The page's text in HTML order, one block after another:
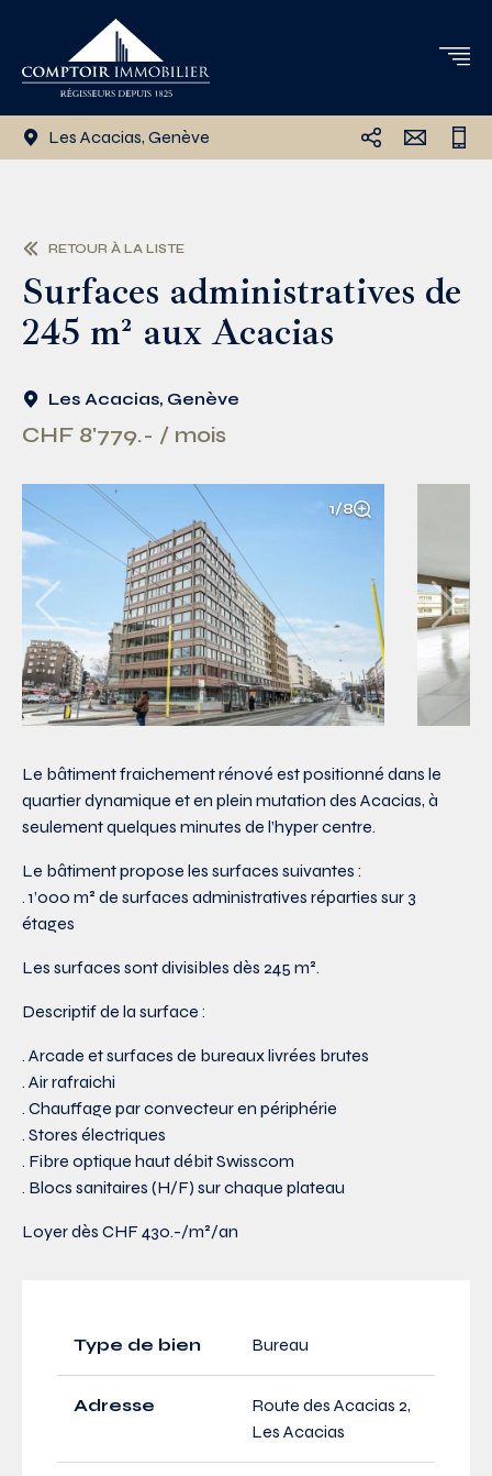
Les Acacias, Genève
RETOUR À LA LISTE
Surfaces administratives de
245 m² aux Acacias
Les Acacias, Genève
CHF 8'779.- / mois
1/8
Le bâtiment fraichement rénové est positionné dans le
quartier dynamique et en plein mutation des Acacias, à
seulement quelques minutes de l’hyper centre.
Le bâtiment propose les surfaces suivantes :
. 1’000 m² de surfaces administratives réparties sur 3
étages
Les surfaces sont divisibles dès 245 m².
Descriptif de la surface :
. Arcade et surfaces de bureaux livrées brutes
. Air rafraichi
. Chauffage par convecteur en périphérie
. Stores électriques
. Fibre optique haut débit Swisscom
. Blocs sanitaires (H/F) sur chaque plateau
Loyer dès CHF 430.-/m²/an
Type de bien Bureau
Adresse
Route des Acacias 2,
Les Acacias